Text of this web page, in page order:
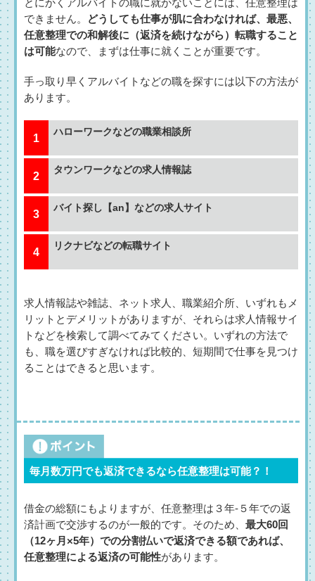
とにかくアルバイトの職に就かないことには、任意整理は
できません。
どうしても仕事が肌に合わなければ、最悪、
任意整理での和解後に（返済を続けながら）転職すること
は可能なので、まずは仕事に就くことが重要です。
手っ取り早くアルバイトなどの職を探すには以下の方法が
あります。
ハローワークなどの職業相談所
タウンワークなどの求人情報誌
バイト探し【an】などの求人サイト
リクナビなどの転職サイト
求人情報誌や雑誌、ネット求人、職業紹介所、いずれもメ
リットとデメリットがありますが、それらは求人情報サイ
トなどを検索して調べてみてください。いずれの方法で
も、職を選びすぎなければ比較的、短期間で仕事を見つけ
ることはできると思います。
毎月数万円でも返済できるなら任意整理は可能？！
借金の総額にもよりますが、任意整理は３年-５年での返
済計画で交渉するのが一般的です。そのため、 最大60回
（12ヶ月×5年）での分割払いで返済できる額であれば、
任意整理による返済の可能性があります。